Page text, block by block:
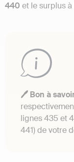
440 et le surplus à
🖊️ Bon à
lignes 435 et
441) de votre